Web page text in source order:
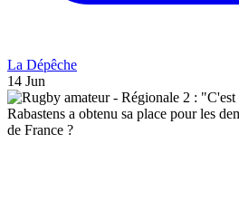
La Dépêche
14 Jun